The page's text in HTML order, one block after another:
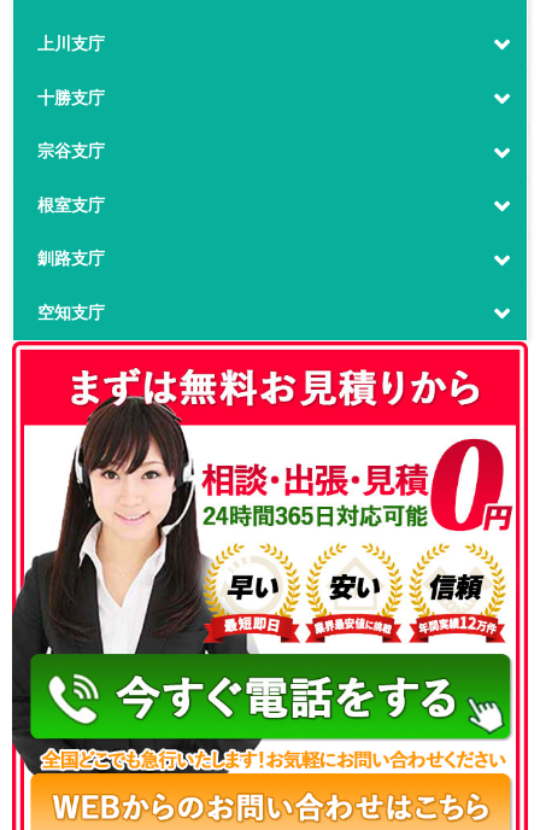
上川支庁
十勝支庁
宗谷支庁
根室支庁
釧路支庁
空知支庁
050-3186-4780